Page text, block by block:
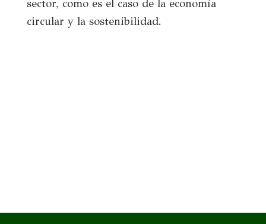
sector, como es el caso de la economía
circular y la sostenibilidad.